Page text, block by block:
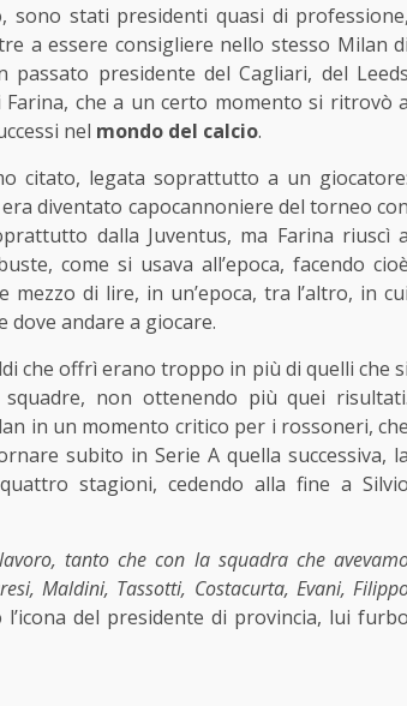
stati presidenti quasi di professione,
a essere consigliere nello stesso Milan di
presidente del Cagliari, del Leeds
che a un certo momento si ritrovò a
nel mondo del calcio.
citato, legata soprattutto a un giocatore:
diventato capocannoniere del torneo con
dalla Juventus, ma Farina riuscì a
come si usava all’epoca, facendo cioè
di lire, in un’epoca, tra l’altro, in cui
andare a giocare.
che offrì erano troppo in più di quelli che si
non ottenendo più quei risultati.
in un momento critico per i rossoneri, che
subito in Serie A quella successiva, la
stagioni, cedendo alla fine a Silvio
tanto che con la squadra che
Maldini, Tassotti, Costacurta, Evani,
del presidente di provincia, lui furbo